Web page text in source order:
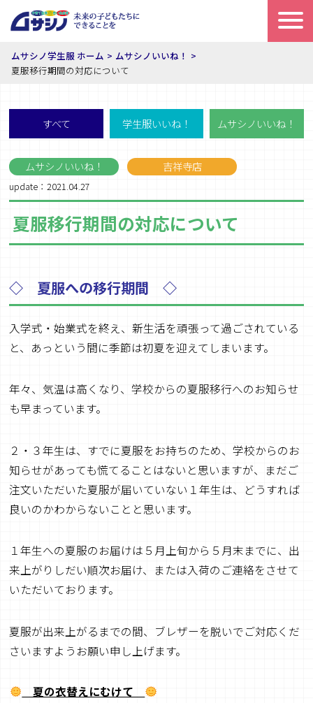
ムサシノ学生服 ホーム
ムサシノいいね！
夏服移行期間の対応について
すべて 学生服いいね！ ムサシノいいね！
ムサシノいいね！ 吉祥寺店
update：2021.04.27
夏服移行期間の対応について
◇ 夏服への移行期間 ◇
入学式・始業式を終え、新生活を頑張って過ごされている
と、あっという間に季節は初夏を迎えてしまいます。
年々、気温は高くなり、学校からの夏服移行へのお知らせ
も早まっています。
２・３年生は、すでに夏服をお持ちのため、学校からのお
知らせがあっても慌てることはないと思いますが、まだご
注文いただいた夏服が届いていない１年生は、どうすれば
良いのかわからないことと思います。
１年生への夏服のお届けは５月上旬から５月末までに、出
来上がりしだい順次お届け、または入荷のご連絡をさせて
いただいております。
夏服が出来上がるまでの間、ブレザーを脱いでご対応くだ
さいますようお願い申し上げます。
夏の衣替えにむけて